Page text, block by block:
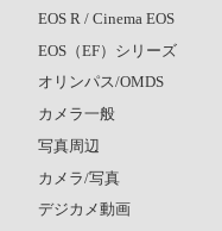
EOS R / Cinema EOS
EOS（EF）シリーズ
オリンパス/OMDS
カメラ一般
写真周辺
カメラ/写真
デジカメ動画